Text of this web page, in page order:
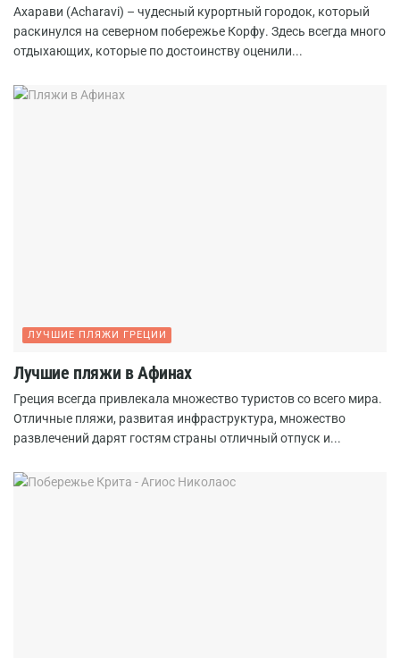
Ахарави (Acharavi) – чудесный курортный городок, который
раскинулся на северном побережье Корфу. Здесь всегда много
отдыхающих, которые по достоинству оценили...
ЛУЧШИЕ ПЛЯЖИ ГРЕЦИИ
Лучшие пляжи в Афинах
Греция всегда привлекала множество туристов со всего мира.
Отличные пляжи, развитая инфраструктура, множество
развлечений дарят гостям страны отличный отпуск и...